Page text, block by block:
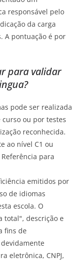
responsável pelo
da carga
A pontuação é por
para validar
pode ser realizada
ou por testes
reconhecida.
ao nível C1 ou
para
emitidos por
de idiomas
escola. O
total", descrição e
fins de
eletrônica, CNPJ,